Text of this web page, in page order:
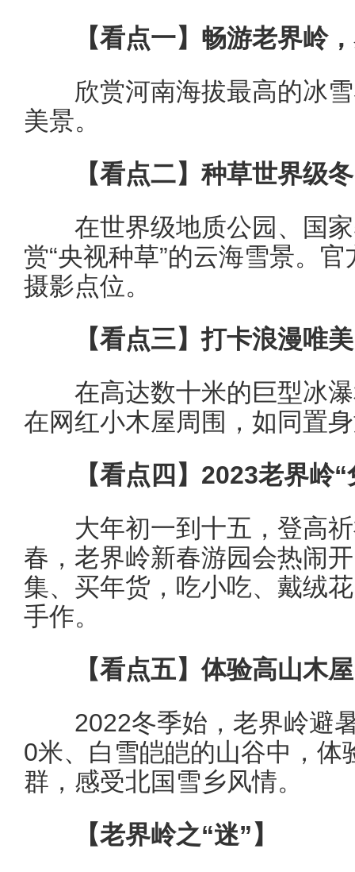
【看点一】畅游老界岭，
欣赏河南海拔最高的冰雪
美景。
【看点二】种草世界级冬
在世界级地质公园、国家
赏“央视种草”的云海雪景。
摄影点位。
【看点三】打卡浪漫唯美
在高达数十米的巨型冰瀑
在网红小木屋周围，如同置
【看点四】2023老界岭“
大年初一到十五，登高祈
春，老界岭新春游园会热闹
集、买年货，吃小吃、戴绒
手作。
【看点五】体验高山木屋
2022冬季始，老界岭避暑
0米、白雪皑皑的山谷中，体
群，感受北国雪乡风情。
【老界岭之“迷”】